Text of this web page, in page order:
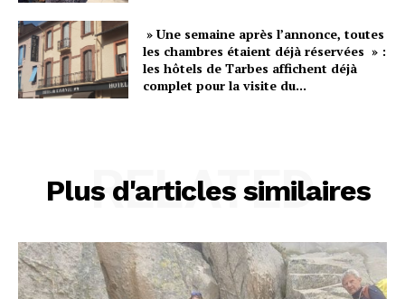
» Une semaine après l’annonce, toutes
les chambres étaient déjà réservées » :
les hôtels de Tarbes affichent déjà
complet pour la visite du...
Plus d'articles similaires
RELATED